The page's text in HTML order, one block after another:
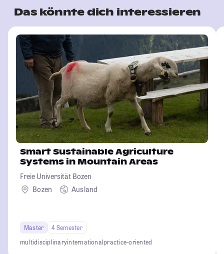
Das könnte dich interessieren
Smart Sustainable Agriculture
Systems in Mountain Areas
Freie Universität Bozen
Bozen
Ausland
Master
4 Semester
multidisciplinaryinternationalpractice-oriented